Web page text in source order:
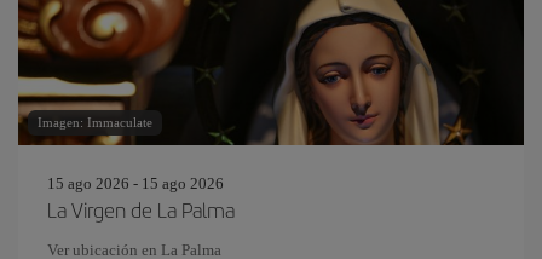
Imagen: Immaculate
15 ago 2026 - 15 ago 2026
La Virgen de La Palma
Ver ubicación en La Palma